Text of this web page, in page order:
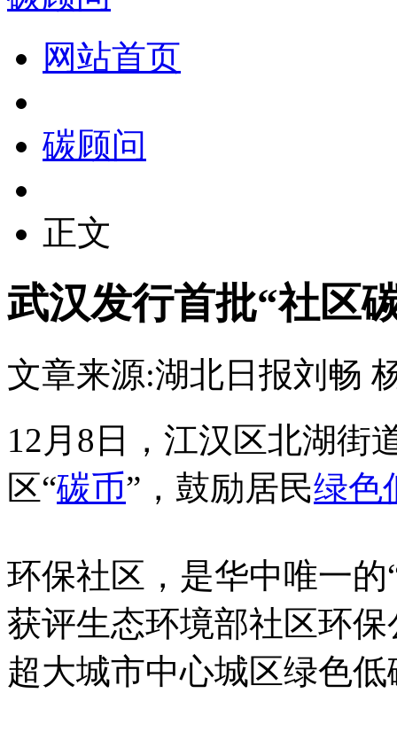
网站首页
碳顾问
正文
武汉发行首批“社区
文章来源:湖北日报刘畅
12月8日，江汉区北湖街
区“碳币”，鼓励居民绿色
环保社区，是华中唯一的
获评生态环境部社区环
超大城市中心城区绿色